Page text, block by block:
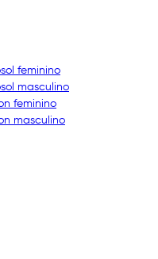
feminino
masculino
feminino
masculino